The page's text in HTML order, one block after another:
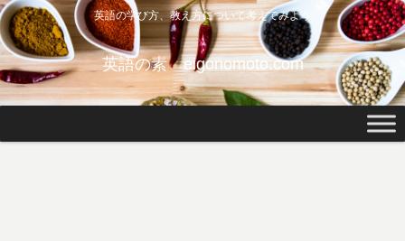
英語の学び方、教え方について考えてみよう
英語の素 eigonomoto.com